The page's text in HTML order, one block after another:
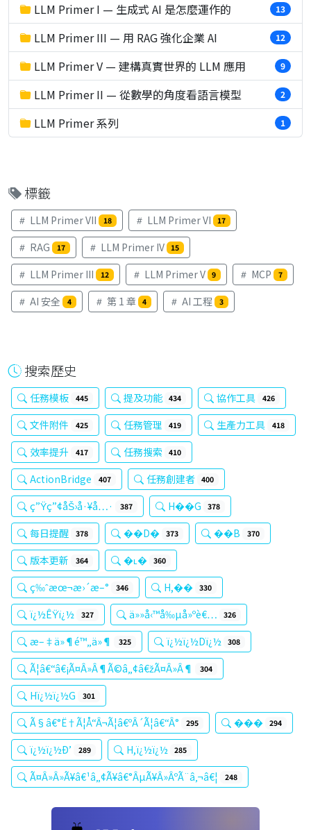
LLM Primer I — 生成式 AI 是怎麼運作的 13
LLM Primer III — 用 RAG 強化企業 AI 12
LLM Primer V — 建構真實世界的 LLM 應用 9
LLM Primer II — 從數學的角度看語言模型 2
LLM Primer 系列 1
標籤
LLM Primer VII 18 LLM Primer VI 17
RAG 17 LLM Primer IV 15
LLM Primer III 12 LLM Primer V 9 MCP 7
AI 安全 4 第 1 章 4 AI 工程 3
搜索歷史
任務模板 445 提及功能 434 協作工具 426
文件附件 425 任務管理 419 生產力工具 418
效率提升 417 任務搜索 410
ActionBridge 407 任務創建者 400
ç”Ÿç”¢åŠ›å·¥å…· 387 H��G 378
每日提醒 378 ��D� 373 ��В 370
版本更新 364 �ʟ� 360
ç‰ˆæœ¬æ›´æ–° 346 H,�� 330
ï¿½ÊŸï¿½ 327 ä»»å‹™å‰µå»ºè€… 326
æ–‡ä»¶é™„ä»¶ 325 ï¿½ï¿½Dï¿½ 308
Ã¦â€“â€¡Ã¤Â»Â¶Ã©â„¢â€žÃ¤Â»Â¶ 304
Hï¿½ï¿½G 301
Ã§â€°Ë†Ã¦Å“Â¬Ã¦â€ºÂ´Ã¦â€“Â° 295 ��� 294
ï¿½ï¿½Ð’ 289 H,ï¿½ï¿½ 285
Ã¤Â»Â»Ã¥â€¹â„¢Ã¥â€°ÂµÃ¥Â»ÂºÃ¨â‚¬â€¦ 248